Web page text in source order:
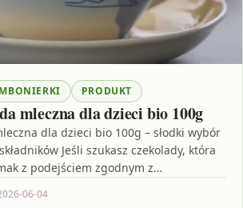
PRODUKT
mleczna dla dzieci bio 100g
dla dzieci bio 100g – słodki wybór
Jeśli szukasz czekolady, która
z podejściem zgodnym z…
06-04